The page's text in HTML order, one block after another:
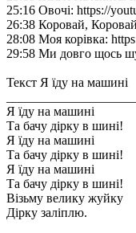
25:16 Овочі: https://
26:38 Коровай,
28:08 Моя корівка:
29:58 Ми довго щось
Текст Я їду на машині
Я їду на машині
Та бачу дірку в шині!
Я їду на машині
Та бачу дірку в шині!
Я їду на машині
Та бачу дірку в шині!
Візьму велику жуйку
Дірку заліплю.